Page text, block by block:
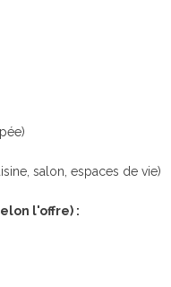
salon, espaces de vie)
l'offre) :